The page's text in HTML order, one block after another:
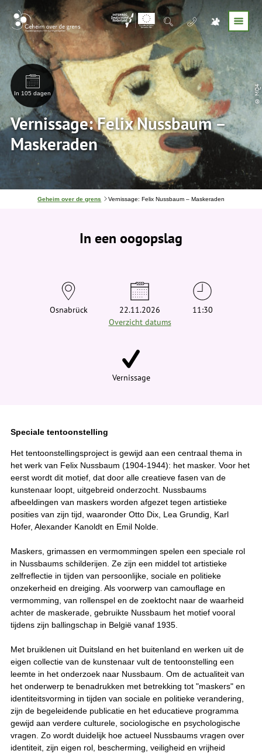
© MQ4
In 105 dagen
Vernissage: Felix Nussbaum –
Maskeraden
J
Geheim over de grens Vernissage: Felix Nussbaum – Maskeraden
In een oogopslag
Osnabrück
22.11.2026
Overzicht datums
11:30
Vernissage
Speciale tentoonstelling
Het tentoonstellingsproject is gewijd aan een centraal thema in
het werk van Felix Nussbaum (1904-1944): het masker. Voor het
eerst wordt dit motief, dat door alle creatieve fasen van de
kunstenaar loopt, uitgebreid onderzocht. Nussbaums
afbeeldingen van maskers worden afgezet tegen artistieke
posities van zijn tijd, waaronder Otto Dix, Lea Grundig, Karl
Hofer, Alexander Kanoldt en Emil Nolde.
Maskers, grimassen en vermommingen spelen een speciale rol
in Nussbaums schilderijen. Ze zijn een middel tot artistieke
zelfreflectie in tijden van persoonlijke, sociale en politieke
onzekerheid en dreiging. Als voorwerp van camouflage en
vermomming, van rollenspel en de zoektocht naar de waarheid
achter de maskerade, gebruikte Nussbaum het motief vooral
tijdens zijn ballingschap in België vanaf 1935.
Met bruiklenen uit Duitsland en het buitenland en werken uit de
eigen collectie van de kunstenaar vult de tentoonstelling een
leemte in het onderzoek naar Nussbaum. Om de actualiteit van
het onderwerp te benadrukken met betrekking tot "maskers" en
identiteitsvorming in tijden van sociale en politieke verandering,
zijn de begeleidende publicatie en het educatieve programma
gewijd aan verdere culturele, sociologische en psychologische
vragen. Zo wordt duidelijk hoe actueel Nussbaums vragen over
identiteit, zijn eigen rol, bescherming, veiligheid en vrijheid